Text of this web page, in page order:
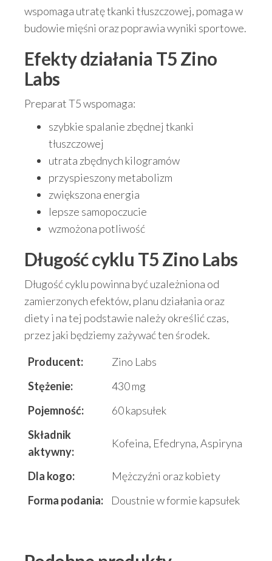
wspomaga utratę tkanki tłuszczowej, pomaga w
budowie mięśni oraz poprawia wyniki sportowe.
Efekty działania T5 Zino
Labs
Preparat T5 wspomaga:
szybkie spalanie zbędnej tkanki
tłuszczowej
utrata zbędnych kilogramów
przyspieszony metabolizm
zwiększona energia
lepsze samopoczucie
wzmożona potliwość
Długość cyklu T5 Zino Labs
Długość cyklu powinna być uzależniona od
zamierzonych efektów, planu działania oraz
diety i na tej podstawie należy określić czas,
przez jaki będziemy zażywać ten środek.
Producent:
Zino Labs
Stężenie:
430 mg
Pojemność:
60 kapsułek
Składnik
aktywny:
Kofeina, Efedryna, Aspiryna
Dla kogo:
Mężczyźni oraz kobiety
Forma podania:
Doustnie w formie kapsułek